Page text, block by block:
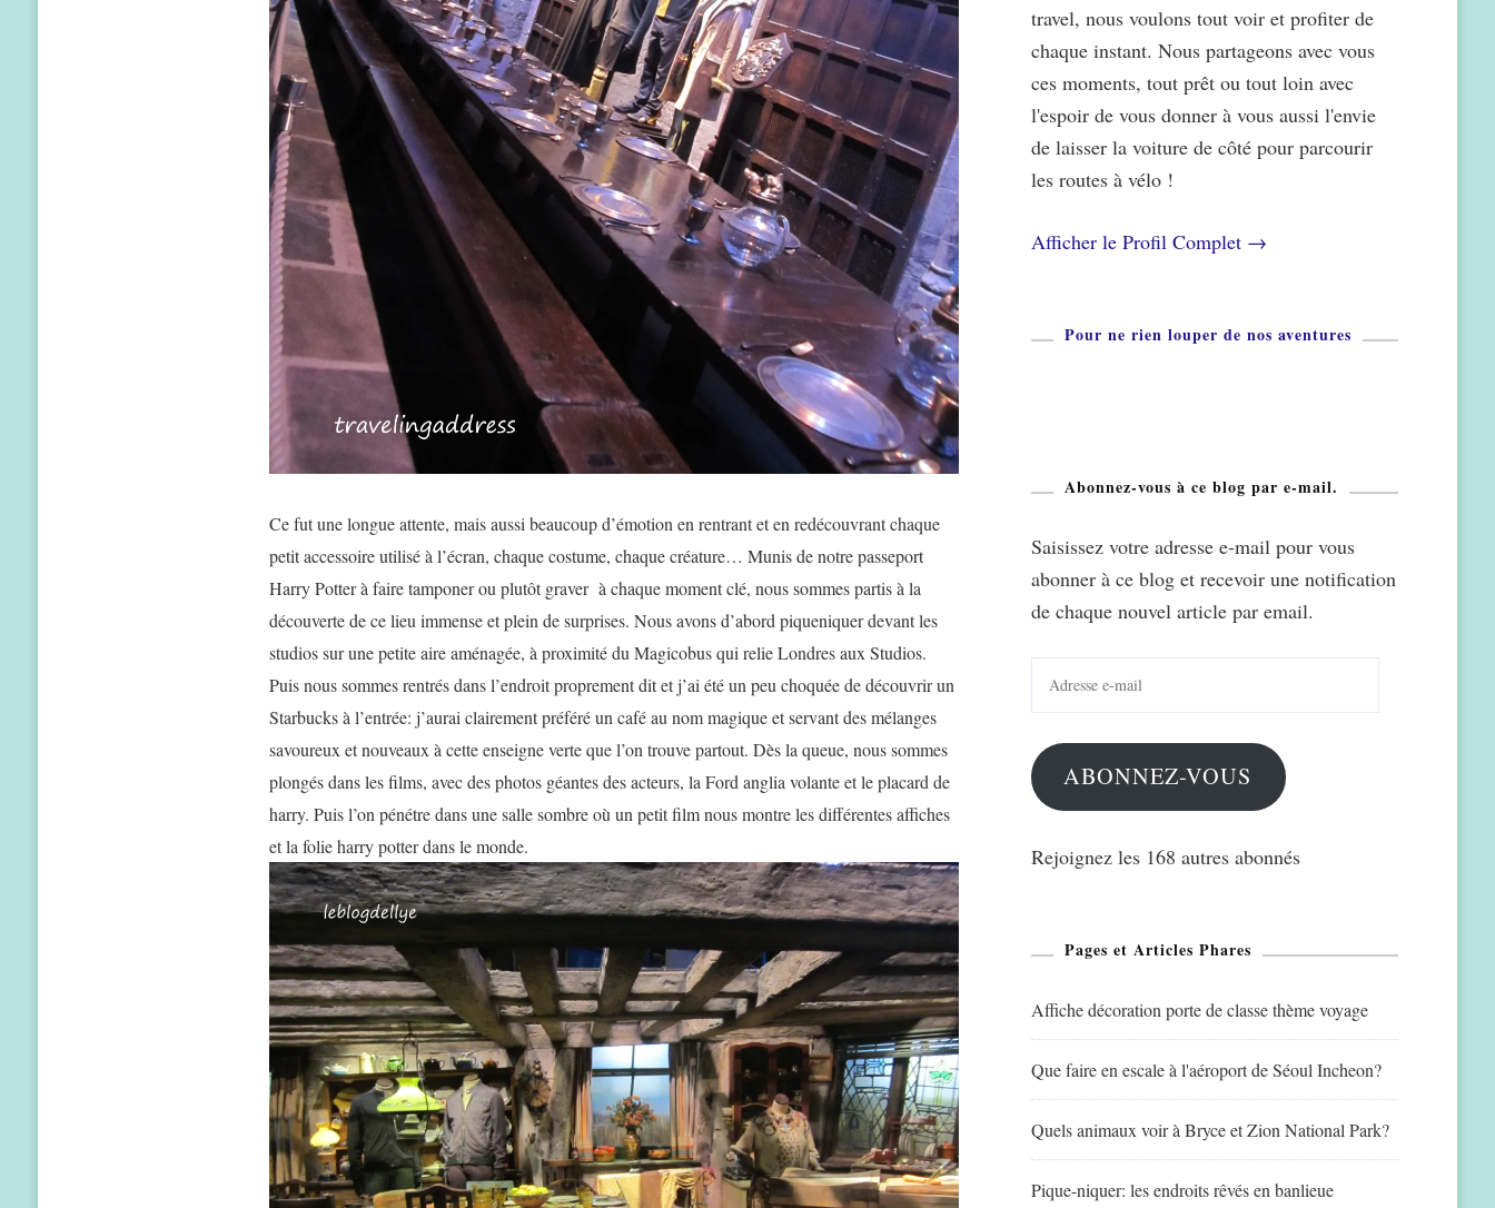
Ce fut une longue attente, mais aussi beaucoup d’émotion en rentrant et en redécouvrant chaque
petit accessoire utilisé à l’écran, chaque costume, chaque créature… Munis de notre passeport
Harry Potter à faire tamponer ou plutôt graver à chaque moment clé, nous sommes partis à la
découverte de ce lieu immense et plein de surprises. Nous avons d’abord piqueniquer devant les
studios sur une petite aire aménagée, à proximité du Magicobus qui relie Londres aux Studios.
Puis nous sommes rentrés dans l’endroit proprement dit et j’ai été un peu choquée de découvrir un
Starbucks à l’entrée: j’aurai clairement préféré un café au nom magique et servant des mélanges
savoureux et nouveaux à cette enseigne verte que l’on trouve partout. Dès la queue, nous sommes
plongés dans les films, avec des photos géantes des acteurs, la Ford anglia volante et le placard de
harry. Puis l’on pénétre dans une salle sombre où un petit film nous montre les différentes affiches
et la folie harry potter dans le monde.
travel, nous voulons tout voir et profiter de
chaque instant. Nous partageons avec vous
ces moments, tout prêt ou tout loin avec
l'espoir de vous donner à vous aussi l'envie
de laisser la voiture de côté pour parcourir
les routes à vélo !
Afficher le Profil Complet →
Pour ne rien louper de nos aventures
Abonnez-vous à ce blog par e-mail.
Saisissez votre adresse e-mail pour vous
abonner à ce blog et recevoir une notification
de chaque nouvel article par email.
mail
ABONNEZ-VOUS
Rejoignez les 168 autres abonnés
Pages et Articles Phares
Affiche décoration porte de classe thème voyage
Que faire en escale à l'aéroport de Séoul Incheon?
Quels animaux voir à Bryce et Zion National Park?
Pique-niquer: les endroits rêvés en banlieue